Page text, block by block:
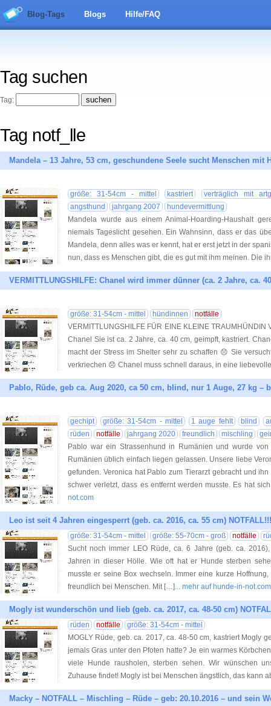
Blog-Tags Blogs Hilfe/FAQ
Tag suchen
Tag:
Tag notf_lle
Mandela – 13 Jahre, 53 cm, geschundene Seele sucht Menschen mit
größe: 31-54cm - mittel kastriert
verträglich mit
angsthund
jahrgang 2007
hundevermittlung
Mandela wurde aus einem Animal-Hoarding-Haushalt
niemals Tageslicht gesehen. Ein Wahnsinn, dass er das
Mandela, denn alles was er kennt, hat er erst jetzt in der
nun, dass es Menschen gibt, die es gut mit ihm meinen. Die
VERMITTLUNGSHILFE: Chanel wird immer dünner (ca. 2 Jahre, ca.
größe: 31-54cm - mittel hündinnen
notfälle
VERMITTLUNGSHILFE FÜR EINE KLEINE TRAUMHÜNDIN
Chanel Sie ist ca. 2 Jahre, ca. 40 cm, geimpft, kastriert.
macht der Stress im Shelter sehr zu schaffen 😞 Sie
verkriechen 😞 Chanel muss schnell daraus, in eine liebevolle
Pablo, Rüde, geb ca. Aug 2020, ca 50 cm, blind, nur 1 Auge, 27 kg –
gechipt größe: 31-54cm - mittel 1 auge fehlt blind
rüden
notfälle jahrgang 2020 freundlich mischling
Pablo war ein Strassenhund in Rumänien und wurde
Rumänien üblich einfach liegen gelassen. Unsere liebe
gefunden. Veronica hat Pablo zum Tierarzt gebracht und
schwer verletzt, dass es entfernt werden musste. Es hat
not.com
Leo ist seit 4 Jahren eingesperrt (geb. ca. 2016, ca. 55 cm) NOTFALL!!!
größe: 31-54cm - mittel größe: 55-70cm - groß notfälle
Sucht noch immer LEO Rüde, ca. 6 Jahre (geb. ca.
Jahren in dieser Hölle. Wie oft hat er Hunde sterben
musste er seine Box wechseln. Immer eine kurze
freundlich bei Menschen. Mit […]... mehr auf hunde-in-not.com
Mogly ist wunderschön und lieb (geb. ca. 2017, ca. 48-50 cm)
rüden notfälle
größe: 31-54cm - mittel
MOGLY Rüde, geb. ca. 2017, ca. 48-50 cm, kastriert Mogly
jemals Gras unter den Pfoten hatte? Je ein warmes
viele Hunde rausholen, sterben sehen. Wir wünschen
Zuhause findet! Mogly ist bei Menschen ängstlich, das kann
Macky – NOTFALL – Mischling – Rüde – geb: 20.10.2016 – und sein